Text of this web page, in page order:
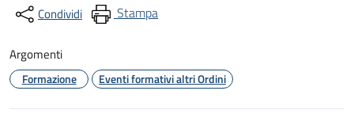
Condividi Stampa
Argomenti
Formazione Eventi formativi altri Ordini